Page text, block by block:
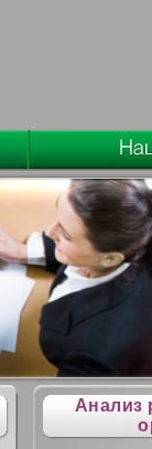
Анализ